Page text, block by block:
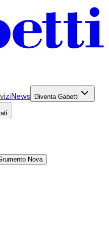
News Diventa Gabetti
Nova